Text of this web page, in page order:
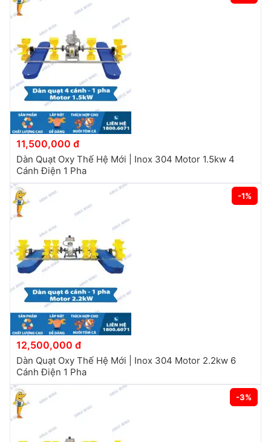
11,500,000 đ
Dàn Quạt Oxy Thế Hệ Mới | Inox 304 Motor 1.5kw 4
Cánh Điện 1 Pha
-1%
12,500,000 đ
Dàn Quạt Oxy Thế Hệ Mới | Inox 304 Motor 2.2kw 6
Cánh Điện 1 Pha
-3%